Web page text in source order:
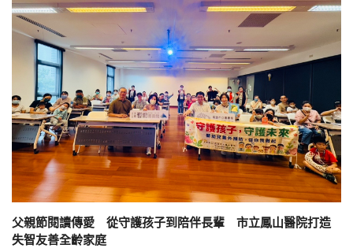
父親節閱讀傳愛 從守護孩子到陪伴長輩 市立鳳山醫院打造
失智友善全齡家庭